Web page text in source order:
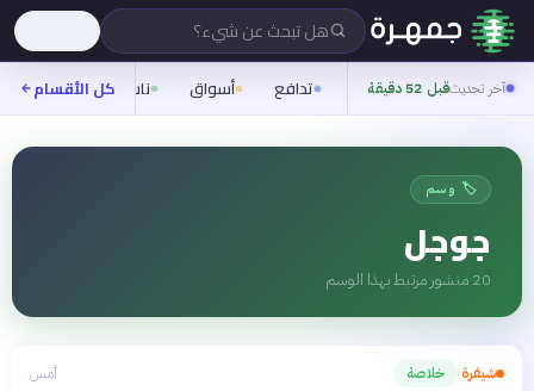
هل تبحث عن شيء؟
آخر تحديثقبل 52 دقيقة تدافع أسواق ناس روح
كل الأقسام
🏷️ وسم
جوجل
20 منشور مرتبط بهذا الوسم
شيفرة› خلاصة أمس